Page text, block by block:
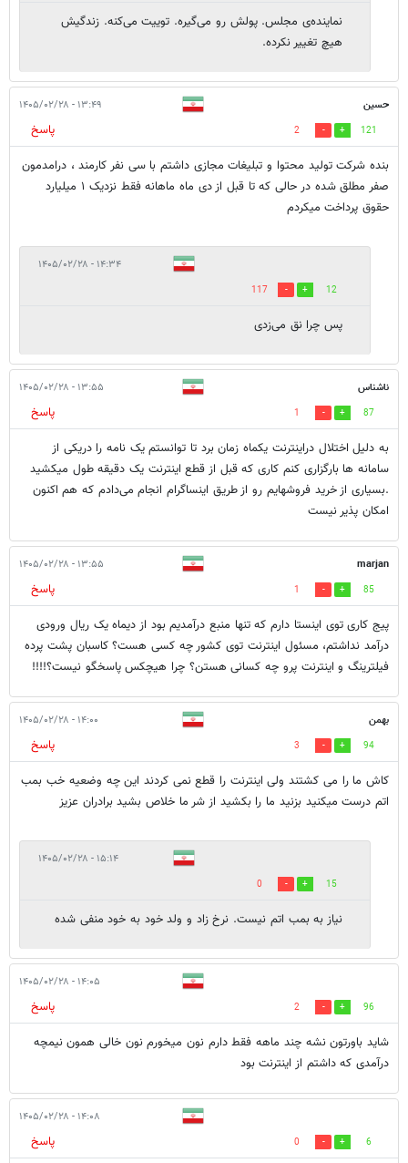
نماینده‌ی مجلس. پولش رو می‌گیره. توییت می‌کنه. زندگیش
هیچ تغییر نکرده.
حسین ۱۳:۴۹ - ۱۴۰۵/۰۲/۲۸
121
2
پاسخ
بنده شرکت تولید محتوا و تبلیغات مجازی داشتم با سی نفر کارمند ، درامدمون
صفر مطلق شده در حالی که تا قبل از دی ماه ماهانه فقط نزدیک ۱ میلیارد
حقوق پرداخت میکردم
۱۴:۳۴ - ۱۴۰۵/۰۲/۲۸
12
117
پس چرا نق می‌زدی
ناشناس ۱۳:۵۵ - ۱۴۰۵/۰۲/۲۸
87
1
پاسخ
به دلیل اختلال دراینترنت یکماه زمان برد تا توانستم یک نامه را دریکی از
سامانه ها بارگزاری کنم کاری که قبل از قطع اینترنت یک دقیقه طول میکشید
.بسیاری از خرید فروشهایم رو از طریق اینساگرام انجام می‌دادم که هم اکنون
امکان پذیر نیست
marjan ۱۳:۵۵ - ۱۴۰۵/۰۲/۲۸
85
1
پاسخ
پیج کاری توی اینستا دارم که تنها منبع درآمدیم بود از دیماه یک ریال ورودی
درآمد نداشتم، مسئول اینترنت توی کشور چه کسی هست؟ کاسبان پشت پرده
فیلترینگ و اینترنت پرو چه کسانی هستن؟ چرا هیچکس پاسخگو نیست؟!!!!
بهمن ۱۴:۰۰ - ۱۴۰۵/۰۲/۲۸
94
3
پاسخ
کاش ما را می کشتند ولی اینترنت را قطع نمی کردند این چه وضعیه خب بمب
اتم درست میکنید بزنید ما را بکشید از شر ما خلاص بشید برادران عزیز
۱۵:۱۴ - ۱۴۰۵/۰۲/۲۸
15
0
نیاز به بمب اتم نیست. نرخ زاد و ولد خود به خود منفی شده
۱۴:۰۵ - ۱۴۰۵/۰۲/۲۸
96
2
پاسخ
شاید باورتون نشه چند ماهه فقط دارم نون میخورم نون خالی همون نیمچه
درآمدی که داشتم از اینترنت بود
۱۴:۰۸ - ۱۴۰۵/۰۲/۲۸
6
0 پاسخ